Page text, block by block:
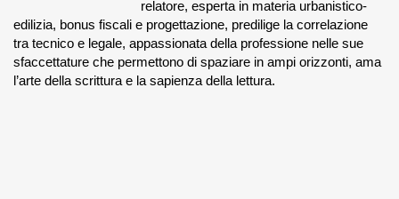
relatore, esperta in materia urbanistico-
edilizia, bonus fiscali e progettazione, predilige la correlazione
tra tecnico e legale, appassionata della professione nelle sue
sfaccettature che permettono di spaziare in ampi orizzonti, ama
l’arte della scrittura e la sapienza della lettura.